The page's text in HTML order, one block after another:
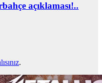
açıklaması!..
.